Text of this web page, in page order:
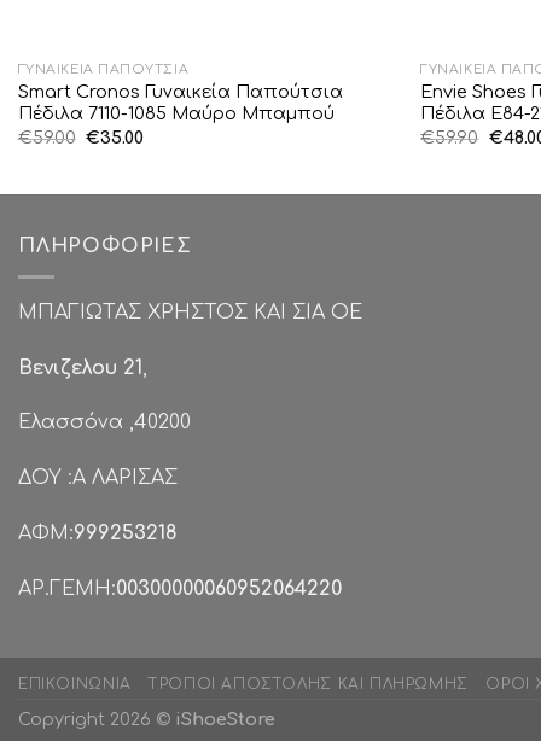
ΓΥΝΑΙΚΕΊΑ ΠΑΠΟΎΤΣΙΑ
Smart Cronos Γυναικεία Παπούτσια
Πέδιλα 7110-1085 Μαύρο Μπαμπού
€59.00 Original
€35.00
ΓΥΝΑΙΚΕΊΑ
Envie Shoes
Πέδιλα E84-
€59.90 €
ΠΛΗΡΟΦΟΡΊΕΣ
ΜΠΑΓΙΩΤΑΣ ΧΡΗΣΤΟΣ ΚΑΙ ΣΙΑ ΟΕ
Βενιζελου 21
Ελασσόνα ,40200
ΔΟΥ :Α ΛΑΡΙΣΑΣ
ΑΦΜ:999253218
ΑΡ.ΓΕΜΗ:00300000060952064220
ΕΠΙΚΟΙΝΩΝΊΑ ΤΡΌΠΟΙ ΑΠΟΣΤΟΛΉΣ ΚΑΙ ΠΛΗΡΩΜΉΣ ΌΡΟΙ
Copyright 2026 © iShoeStore